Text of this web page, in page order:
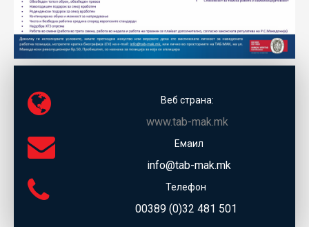
ЗА НАС
ГАЛЕРИЈА
КОНТАКТ
Веб страна:
www.tab-mak.mk
Емаил
info@tab-mak.mk
Телефон
00389 (0)32 481 501